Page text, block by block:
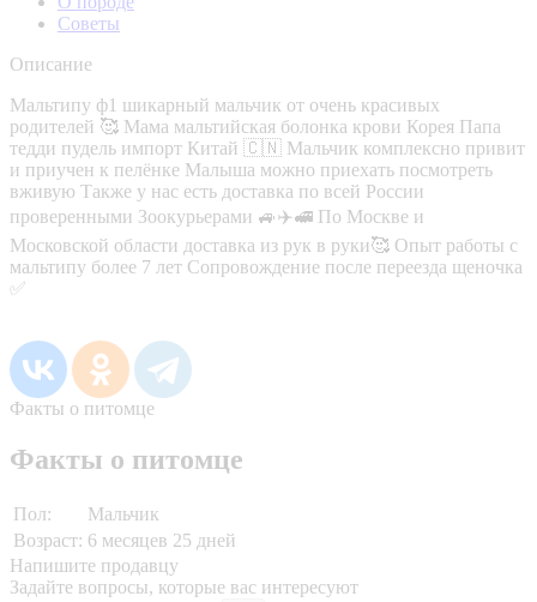
Советы
Описание
Мальтипу ф1 шикарный мальчик от очень красивых
родителей 🥰 Мама мальтийская болонка крови Корея Папа
тедди пудель импорт Китай 🇨🇳 Мальчик комплексно привит
и приучен к пелёнке Малыша можно приехать посмотреть
вживую Также у нас есть доставка по всей России
проверенными Зоокурьерами 🚙✈️🚅 По Москве и
Московской области доставка из рук в руки🥰 Опыт работы с
мальтипу более 7 лет Сопровождение после переезда щеночка
✅
Факты о питомце
Факты о питомце
Пол:
Мальчик
Возраст: 6 месяцев 25 дней
Напишите продавцу
Задайте вопросы, которые вас интересуют